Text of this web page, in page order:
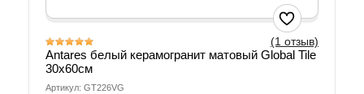
(1 отзыв)
Antares белый керамогранит матовый Global Tile
30х60см
Артикул: GT226VG